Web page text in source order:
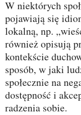
W niektórych
pojawiają się
lokalną, np.
również opisują
kontekście
sposób, w jaki
społecznie na
dostępność i
radzenia sobie.